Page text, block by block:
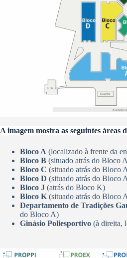
A imagem mostra as seguintes áreas
Bloco A (localizado à frente da
Bloco B (situado atrás do Bloco
Bloco C (situado atrás do Bloco
Bloco D (situado atrás do Bloco
Bloco J (atrás do Bloco K)
Bloco K (situado atrás do Bloco
Departamento de Tradições
do Bloco A)
Ginásio Poliesportivo (à direita,